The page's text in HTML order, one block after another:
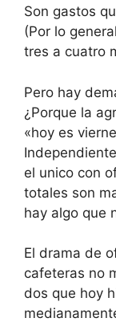
Son gastos
(Por lo
tres a cuatro
Pero hay
¿Porque la
«hoy es
el unico con
totales son
hay algo que
El drama de
cafeteras no
dos que hoy